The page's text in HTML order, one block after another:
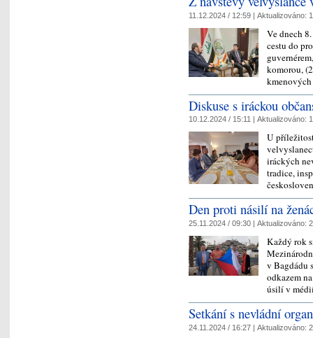
11.12.2024 / 12:59 | Aktualizováno:
Ve dnech
cestu do
komorou,
Diskuse s iráckou
10.12.2024 / 15:11 | Aktualizováno:
U
iráckých
tradice,
Den proti násilí na
25.11.2024 / 09:30 | Aktualizováno:
Každý rok
v Bagdádu
odkazem
úsilí v
Setkání s nevládní
24.11.2024 / 16:27 | Aktualizováno: